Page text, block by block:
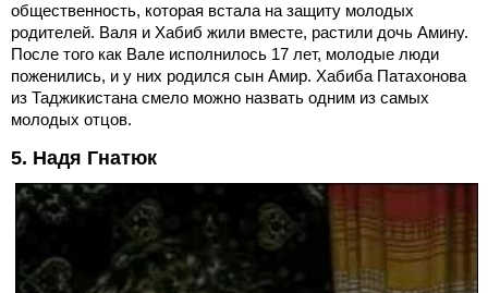
общественность, которая встала на защиту молодых
родителей. Валя и Хабиб жили вместе, растили дочь Амину.
После того как Вале исполнилось 17 лет, молодые люди
поженились, и у них родился сын Амир. Хабиба Патахонова
из Таджикистана смело можно назвать одним из самых
молодых отцов.
5. Надя Гнатюк